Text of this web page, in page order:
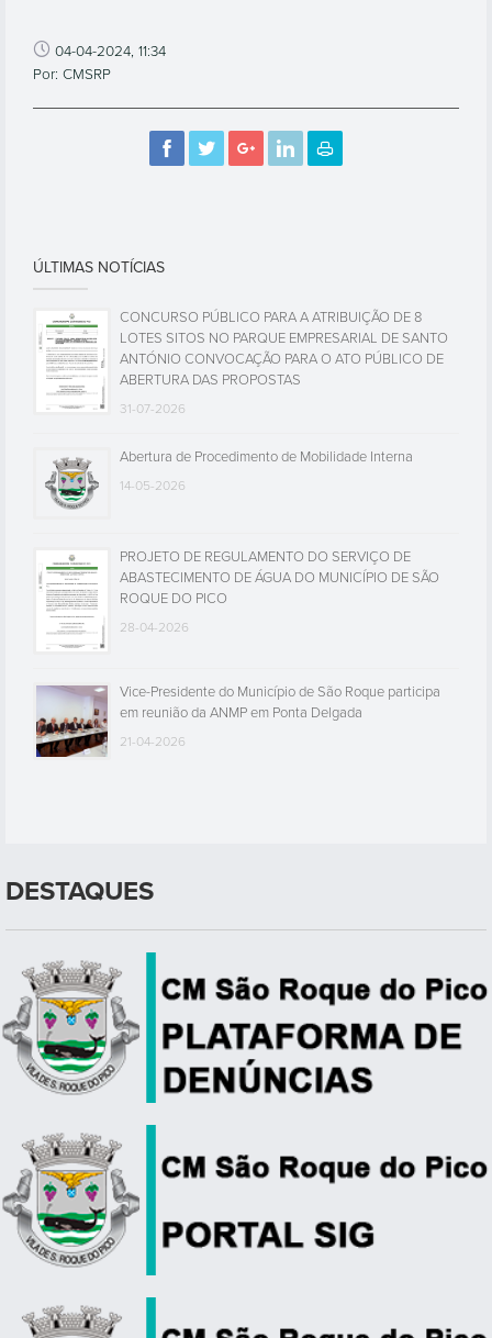
04-04-2024, 11:34
Por: CMSRP
ÚLTIMAS NOTÍCIAS
CONCURSO PÚBLICO PARA A ATRIBUIÇÃO DE 8
LOTES SITOS NO PARQUE EMPRESARIAL DE SANTO
ANTÓNIO CONVOCAÇÃO PARA O ATO PÚBLICO DE
ABERTURA DAS PROPOSTAS
31-07-2026
Abertura de Procedimento de Mobilidade Interna
14-05-2026
PROJETO DE REGULAMENTO DO SERVIÇO DE
ABASTECIMENTO DE ÁGUA DO MUNICÍPIO DE SÃO
ROQUE DO PICO
28-04-2026
Vice-Presidente do Município de São Roque participa
em reunião da ANMP em Ponta Delgada
21-04-2026
DESTAQUES